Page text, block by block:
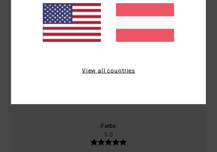
basierend auf1 verifizierten Bewertungen
100% unserer Kunden empfehlen dieses Produkt
Komfort
Preis-Leistungs-Verhältnis
Farbe
5.0
View all countries